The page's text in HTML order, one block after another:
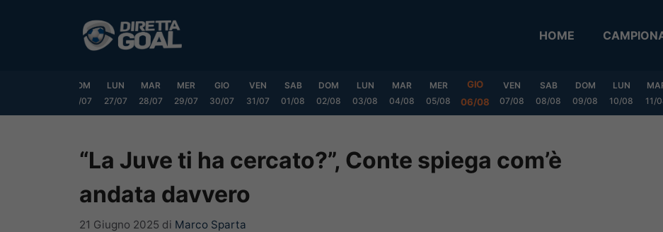
HOME
DOM
26/07
LUN
27/07
MAR
28/07
MER
29/07
GIO
30/07
VEN
31/07
SAB
01/08
DOM
02/08
LUN
03/08
MAR
04/08
MER
05/08
GIO
06/08
VEN
07/08
SAB
08/08
DOM
09/08
LUN
10/08
11/
“La Juve ti ha cercato?”, Conte spiega com’è
andata davvero
21 Giugno 2025 di Marco Sparta